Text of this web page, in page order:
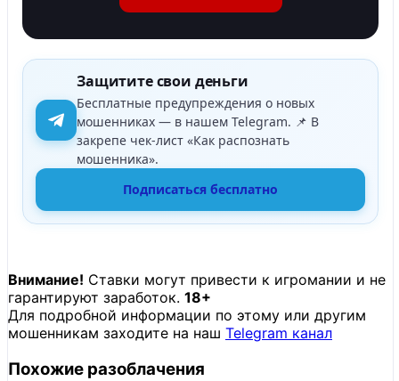
Защитите свои деньги
Бесплатные предупреждения о новых
мошенниках — в нашем Telegram. 📌 В
закрепе чек-лист «Как распознать
мошенника».
Подписаться бесплатно
Внимание! Ставки могут привести к игромании и не
гарантируют заработок. 18+
Для подробной информации по этому или другим
мошенникам заходите на наш Telegram канал
Похожие разоблачения